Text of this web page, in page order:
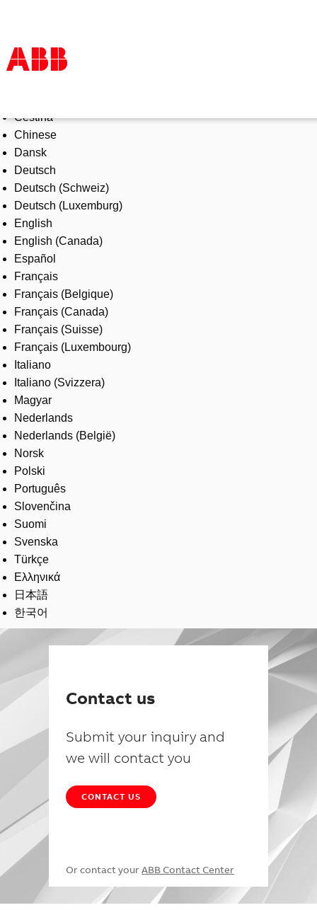
Products & Solutions
Industries
Services
About us
Where to buy
Contact us
Careers
Čeština
Chinese
Dansk
Deutsch
Deutsch (Schweiz)
Deutsch (Luxemburg)
English
English (Canada)
Español
Français
Français (Belgique)
Français (Canada)
Français (Suisse)
Français (Luxembourg)
Italiano
Italiano (Svizzera)
Magyar
Nederlands
Nederlands (België)
Norsk
Polski
Português
Slovenčina
Suomi
Svenska
Türkçe
Ελληνικά
日本語
한국어
Contact us
Submit your inquiry and
we will contact you
CONTACT US
Or contact your ABB Contact Center